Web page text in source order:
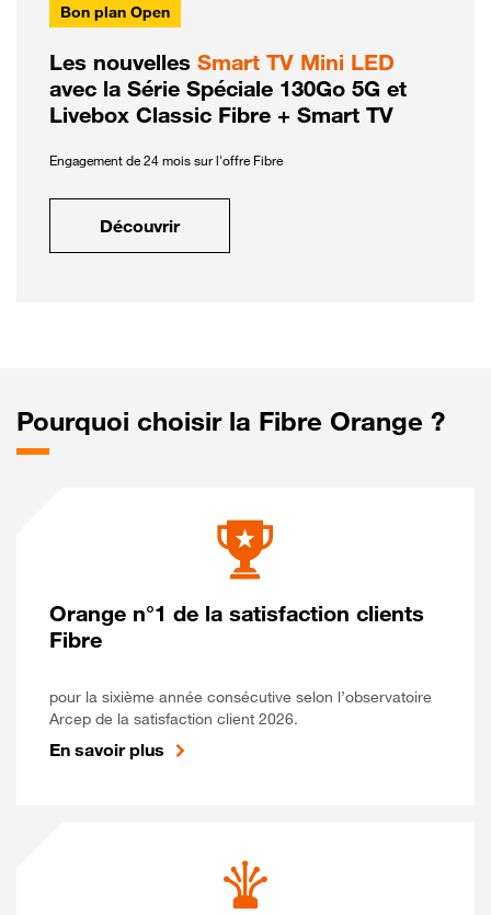
Bon plan Open
Les nouvelles Smart TV Mini LED
avec la Série Spéciale 130Go 5G et
Livebox Classic Fibre + Smart TV
Engagement de 24 mois sur l'offre Fibre
Découvrir
Pourquoi choisir la Fibre Orange ?
Orange n°1 de la satisfaction clients
Fibre
pour la sixième année consécutive selon l’observatoire
Arcep de la satisfaction client 2026.
En savoir plus